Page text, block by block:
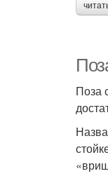
Поза